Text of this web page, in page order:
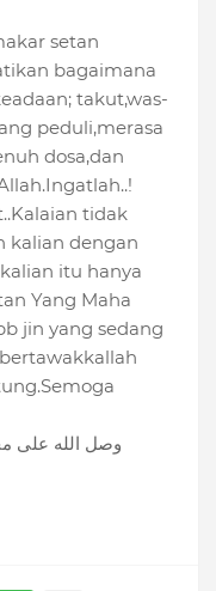
setan
bagaimana
takut,was-
peduli,merasa
dosa,dan
tidak
kalian dengan
itu hanya
Yang Maha
jin yang sedang
وصل الله على